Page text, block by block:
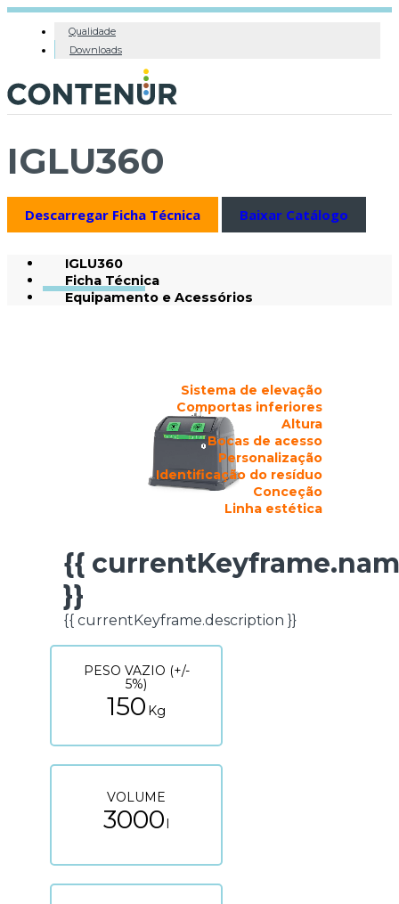
Qualidade
Downloads
IGLU360
Descarregar Ficha Técnica Baixar Catálogo
IGLU360
Ficha Técnica
Equipamento e Acessórios
{{
}}
{{ currentKeyframe.description }}
Sistema de elevação
Comportas inferiores
Altura
Bocas de acesso
Personalização
Identificação do resíduo
Conceção
Linha estética
FICHA TÉCNICA
PESO VAZIO (+/-
5%)
150Kg
VOLUME
3000l